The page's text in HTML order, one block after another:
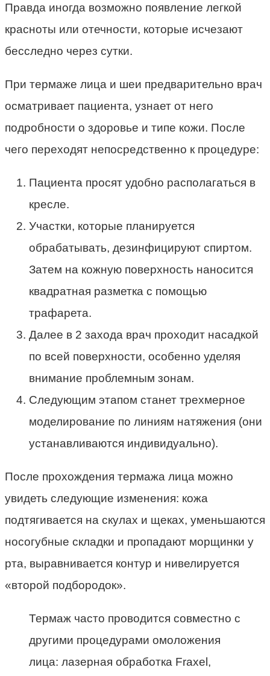
Правда иногда возможно появление легкой
красноты или отечности, которые исчезают
бесследно через сутки.
При термаже лица и шеи предварительно врач
осматривает пациента, узнает от него
подробности о здоровье и типе кожи. После
чего переходят непосредственно к процедуре:
Пациента просят удобно располагаться в
кресле.
Участки, которые планируется
обрабатывать, дезинфицируют спиртом.
Затем на кожную поверхность наносится
квадратная разметка с помощью
трафарета.
Далее в 2 захода врач проходит насадкой
по всей поверхности, особенно уделяя
внимание проблемным зонам.
Следующим этапом станет трехмерное
моделирование по линиям натяжения (они
устанавливаются индивидуально).
После прохождения термажа лица можно
увидеть следующие изменения: кожа
подтягивается на скулах и щеках, уменьшаются
носогубные складки и пропадают морщинки у
рта, выравнивается контур и нивелируется
«второй подбородок».
Термаж часто проводится совместно с
другими процедурами омоложения
лица: лазерная обработка Fraxel,